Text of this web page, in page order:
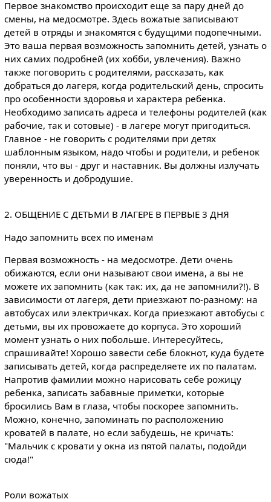
Первое знакомство происходит еще за пару дней до
смены, на медосмотре. Здесь вожатые записывают
детей в отряды и знакомятся с будущими подопечными.
Это ваша первая возможность запомнить детей, узнать о
них самих подробней (их хобби, увлечения). Важно
также поговорить с родителями, рассказать, как
добраться до лагеря, когда родительский день, спросить
про особенности здоровья и характера ребенка.
Необходимо записать адреса и телефоны родителей (как
рабочие, так и сотовые) - в лагере могут пригодиться.
Главное - не говорить с родителями при детях
шаблонным языком, надо чтобы и родители, и ребенок
поняли, что вы - друг и наставник. Вы должны излучать
уверенность и добродушие.
2. ОБЩЕНИЕ С ДЕТЬМИ В ЛАГЕРЕ В ПЕРВЫЕ 3 ДНЯ
Надо запомнить всех по именам
Первая возможность - на медосмотре. Дети очень
обижаются, если они называют свои имена, а вы не
можете их запомнить (как так: их, да не запомнили?!). В
зависимости от лагеря, дети приезжают по-разному: на
автобусах или электричках. Когда приезжают автобусы с
детьми, вы их провожаете до корпуса. Это хороший
момент узнать о них побольше. Интересуйтесь,
спрашивайте! Хорошо завести себе блокнот, куда будете
записывать детей, когда распределяете их по палатам.
Напротив фамилии можно нарисовать себе рожицу
ребенка, записать забавные приметки, которые
бросились Вам в глаза, чтобы поскорее запомнить.
Можно, конечно, запоминать по расположению
кроватей в палате, но если забудешь, не кричать:
"Мальчик с кровати у окна из пятой палаты, подойди
сюда!"
Роли вожатых